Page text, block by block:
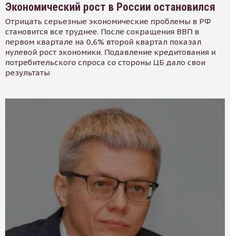
Экономический рост в России остановился
Отрицать серьезные экономические проблемы в РФ
становится все труднее. После сокращения ВВП в
первом квартале на 0,6% второй квартал показал
нулевой рост экономики. Подавление кредитования и
потребительского спроса со стороны ЦБ дало свои
результаты